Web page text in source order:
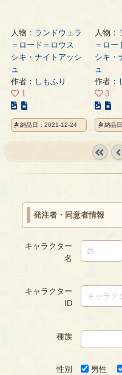
人物： ランドウェラ
＝ロード＝ロウス
シキ・ナイトアッシ
ュ
作者： しもふり
1
の
イ
ー
ジ
納品日：2021-12-24
人物：
＝ロー
シキ・
ュ
作者：
3
の
イ
ラ
ス
ー
納品
発注者・同意者情報
キャラクター
名
キャラクター
ID
種族
性別 男性